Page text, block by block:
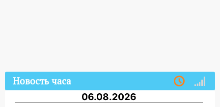
Новость часа
06.08.2026